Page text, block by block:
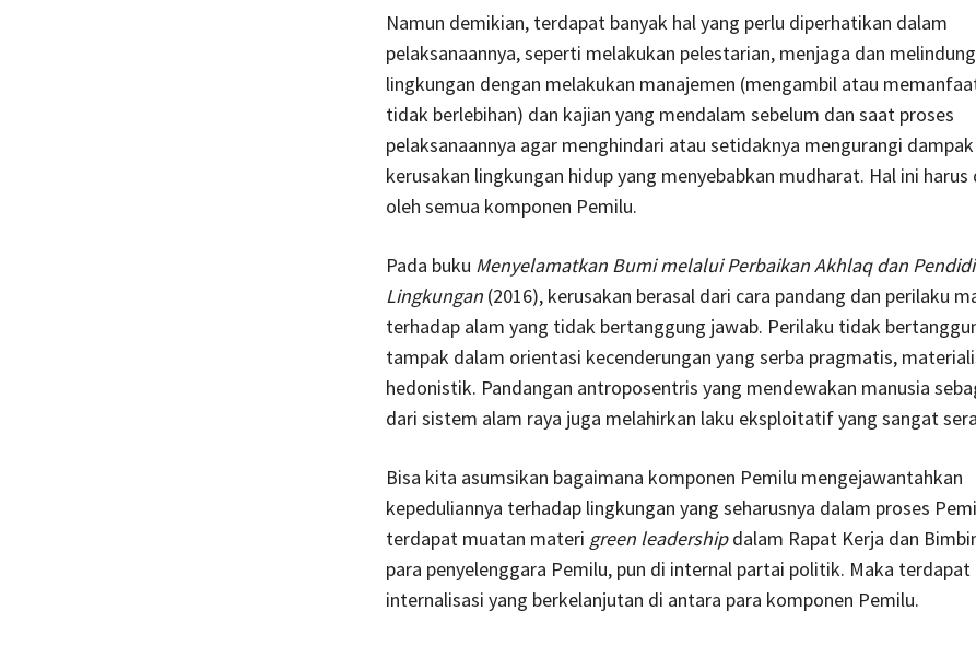
Namun demikian, terdapat banyak hal yang perlu diperhatikan dalam
pelaksanaannya, seperti melakukan pelestarian, menjaga dan
lingkungan dengan melakukan manajemen (mengambil atau
tidak berlebihan) dan kajian yang mendalam sebelum dan saat proses
pelaksanaannya agar menghindari atau setidaknya mengurangi
kerusakan lingkungan hidup yang menyebabkan mudharat. Hal ini harus
oleh semua komponen Pemilu.
Pada buku Menyelamatkan Bumi melalui Perbaikan Akhlaq dan
Lingkungan (2016), kerusakan berasal dari cara pandang dan perilaku
terhadap alam yang tidak bertanggung jawab. Perilaku tidak
tampak dalam orientasi kecenderungan yang serba pragmatis,
hedonistik. Pandangan antroposentris yang mendewakan manusia
dari sistem alam raya juga melahirkan laku eksploitatif yang sangat
Bisa kita asumsikan bagaimana komponen Pemilu mengejawantahkan
kepeduliannya terhadap lingkungan yang seharusnya dalam proses
terdapat muatan materi green leadershipdalam Rapat Kerja dan
para penyelenggara Pemilu, pun di internal partai politik. Maka terdapat
internalisasi yang berkelanjutan di antara para komponen Pemilu.